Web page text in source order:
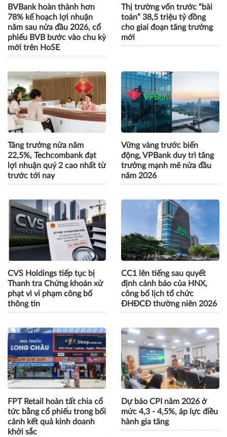
BVBank hoàn thành hơn
78% kế hoạch lợi nhuận
năm sau nửa đầu 2026, cổ
phiếu BVB bước vào chu kỳ
mới trên HoSE
Thị trường vốn trước “bài
toán” 38,5 triệu tỷ đồng
cho giai đoạn tăng trưởng
mới
Tăng trưởng nửa năm
22,5%, Techcombank đạt
lợi nhuận quý 2 cao nhất từ
trước tới nay
Vững vàng trước biến
động, VPBank duy trì tăng
trưởng mạnh mẽ nửa đầu
năm 2026
CVS Holdings tiếp tục bị
Thanh tra Chứng khoán xử
phạt vì vi phạm công bố
thông tin
CC1 lên tiếng sau quyết
định cảnh báo của HNX,
công bố lịch tổ chức
ĐHĐCĐ thường niên 2026
FPT Retail hoàn tất chia cổ
tức bằng cổ phiếu trong bối
cảnh kết quả kinh doanh
khởi sắc
Dự báo CPI năm 2026 ở
mức 4,3 - 4,5%, áp lực điều
hành gia tăng